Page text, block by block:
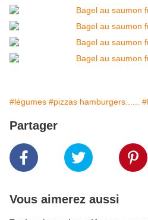
#légumes #pizzas hamburgers......
Partager
Vous aimerez aussi